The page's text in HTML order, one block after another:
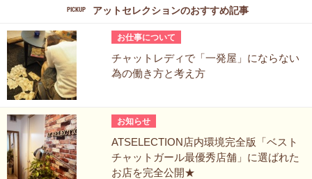
PICKUP アットセレクションのおすすめ記事
お仕事について
チャットレディで「一発屋」にならない
為の働き方と考え方
お知らせ
ATSELECTION店内環境完全版「ベスト
チャットガール最優秀店舗」に選ばれた
お店を完全公開★